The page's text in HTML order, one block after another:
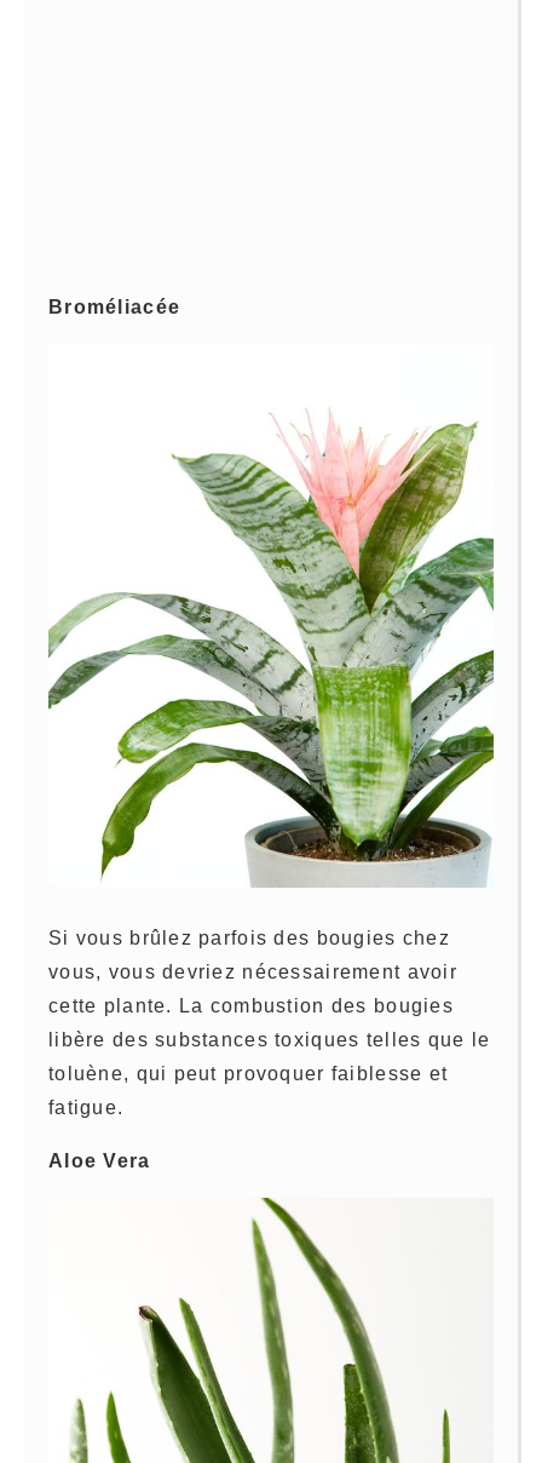
Broméliacée
Si vous brûlez parfois des bougies chez
vous, vous devriez nécessairement avoir
cette plante. La combustion des bougies
libère des substances toxiques telles que le
toluène, qui peut provoquer faiblesse et
fatigue.
Aloe Vera